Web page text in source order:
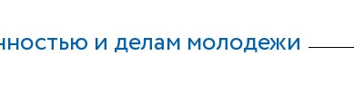
и делам молодежи